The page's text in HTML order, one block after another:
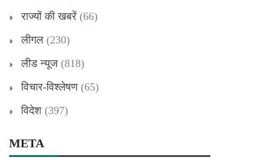
राज्यों की खबरें (66)
लीगल (230)
लीड न्यूज (818)
विचार-विश्लेषण(65)
विदेश (397)
META